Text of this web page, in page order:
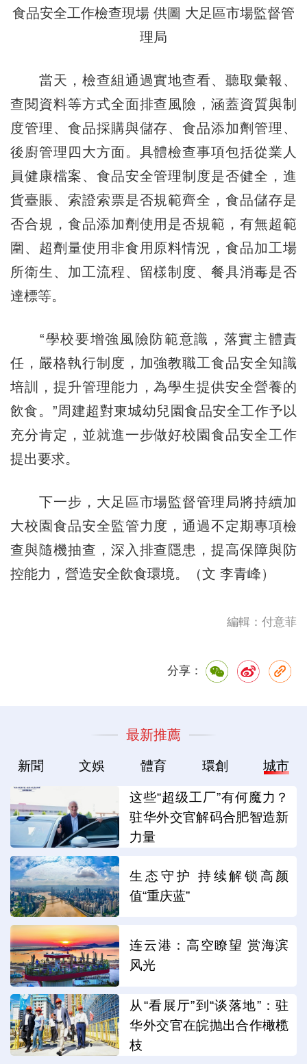
食品安全工作檢查現場 供圖 大足區市場監督管
理局
當天，檢查組通過實地查看、聽取彙報、
查閱資料等方式全面排查風險，涵蓋資質與制
度管理、食品採購與儲存、食品添加劑管理、
後廚管理四大方面。具體檢查事項包括從業人
員健康檔案、食品安全管理制度是否健全，進
貨臺賬、索證索票是否規範齊全，食品儲存是
否合規，食品添加劑使用是否規範，有無超範
圍、超劑量使用非食用原料情況，食品加工場
所衛生、加工流程、留樣制度、餐具消毒是否
達標等。
“學校要增強風險防範意識，落實主體責
任，嚴格執行制度，加強教職工食品安全知識
培訓，提升管理能力，為學生提供安全營養的
飲食。”周建超對東城幼兒園食品安全工作予以
充分肯定，並就進一步做好校園食品安全工作
提出要求。
下一步，大足區市場監督管理局將持續加
大校園食品安全監管力度，通過不定期專項檢
查與隨機抽查，深入排查隱患，提高保障與防
控能力，營造安全飲食環境。（文 李青峰）
編輯：付意菲
分享：
最新推薦
新聞 文娛 體育 環創 城市
这些“超级工厂”有何魔力？
驻华外交官解码合肥智造新
力量
生态守护 持续解锁高颜
值“重庆蓝”
连云港：高空瞭望 赏海滨
风光
从“看展厅”到“谈落地”：驻
华外交官在皖抛出合作橄榄
枝